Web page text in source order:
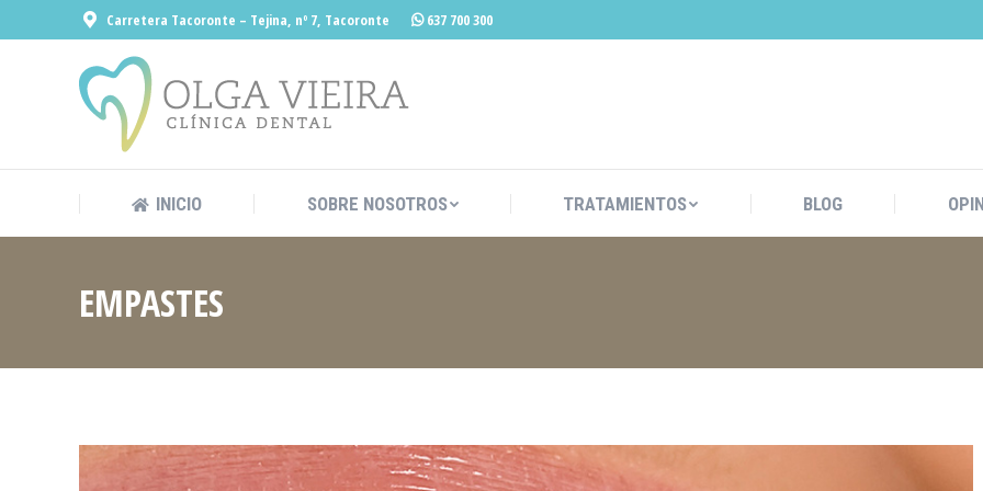
Carretera Tacoronte – Tejina, nº 7, Tacoronte 637 700 300
INICIO SOBRE NOSOTROS TRATAMIENTOS BLOG
EMPASTES
INICIO SOBRE NOSOTROS TRATAMIENTOS BLOG